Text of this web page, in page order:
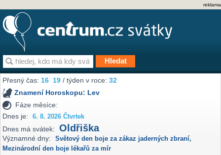
reklama
Přesný čas:16 19 / týden v roce:32
Znamení Horoskopu: Lev
Fáze měsíce:
Dnes je:
6. 8. 2026 Čtvrtek
Dnes má svátek: Oldřiška
Významné dny: Světový den boje za zákaz jaderných zbraní,
Mezinárodní den boje lékařů za mír